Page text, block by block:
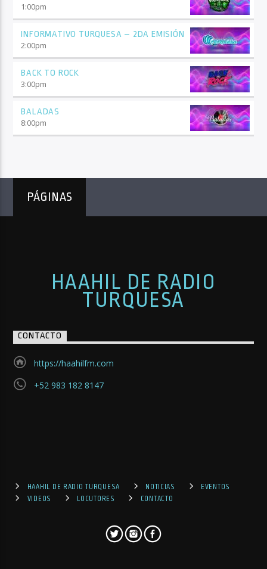
1:00pm
INFORMATIVO TURQUESA – 2DA EMISIÓN
2:00pm
BACK TO ROCK
3:00pm
BALADAS
8:00pm
PÁGINAS
HAAHIL DE RADIO
TURQUESA
CONTACTO
https://haahilfm.com
+52 983 182 8147
HAAHIL DE RADIO TURQUESA NOTICIAS
EVENTOS
VIDEOS
LOCUTORES CONTACTO